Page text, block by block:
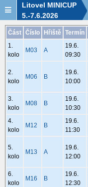
Litovel MINICUP
5.-7.6.2026
Část Číslo Hřiště Termín
1.
kolo
M03 A
19.6.
09:30
2.
kolo
M06 B
19.6.
10:00
3.
kolo
M08 B
19.6.
10:30
4.
kolo
M12 B
19.6.
11:30
5.
kolo
M13 A
19.6.
12:00
6.
kolo
M16 B
19.6.
12:30